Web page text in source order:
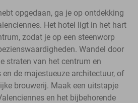
opgedaan, ga je op ontdekking
Het hotel ligt in het hart
zodat je op een steenworp
Wandel door
straten van het centrum en
de majestueuze architectuur, of
brouwerij. Maak een uitstapje
en het bijbehorende